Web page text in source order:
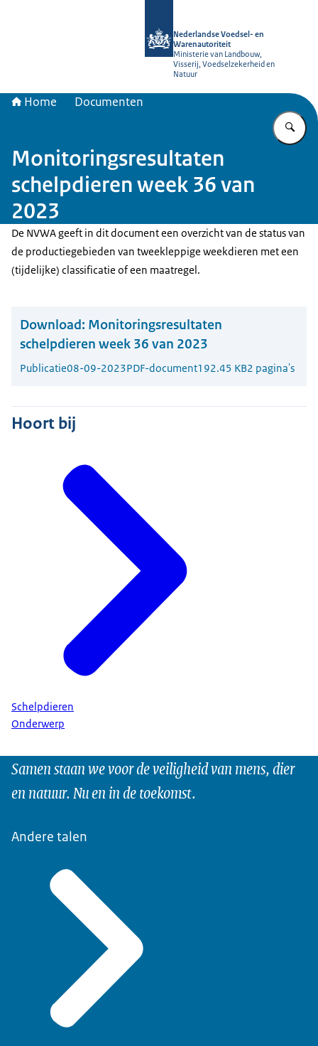
Nederlandse Voedsel- en
Warenautoriteit
Ministerie van Landbouw,
Visserij, Voedselzekerheid en
Natuur
Home Documenten
Monitoringsresultaten
schelpdieren week 36 van
2023
De NVWA geeft in dit document een overzicht van de status van
de productiegebieden van tweekleppige weekdieren met een
(tijdelijke) classificatie of een maatregel.
Download: Monitoringsresultaten
schelpdieren week 36 van 2023
Publicatie08-09-2023PDF-document192.45 KB2 pagina's
Hoort bij
Schelpdieren
Onderwerp
Samen staan we voor de veiligheid van mens, dier
en natuur. Nu en in de toekomst.
Andere talen